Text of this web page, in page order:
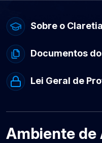
Sobre o
Documentos
Lei Geral de
Ambiente de